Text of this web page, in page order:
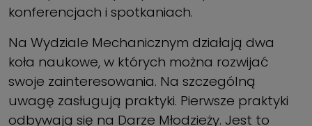
konferencjach i spotkaniach.
Na Wydziale Mechanicznym działają dwa
koła naukowe, w których można rozwijać
swoje zainteresowania. Na szczególną
uwagę zasługują praktyki. Pierwsze praktyki
odbywają się na Darze Młodzieży. Jest to